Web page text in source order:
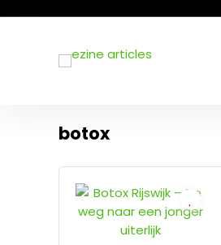
botox